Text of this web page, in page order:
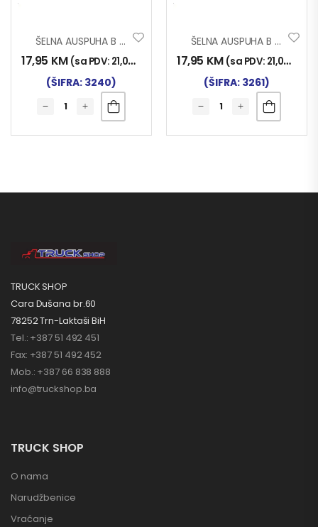
ŠELNA AUSPUHA B 120
17,95 KM (sa PDV: 21,00
(ŠIFRA: 3240)
ŠELNA AUSPUHA B 115
17,95 KM (sa PDV: 21,00
(ŠIFRA: 3261)
TRUCK SHOP
Cara Dušana br.60
78252 Trn-Laktaši BiH
Tel.: +387 51 492 451
Fax: +387 51 492 452
Mob.: +387 66 838 888
info@truckshop.ba
TRUCK SHOP
O nama
Narudžbenice
Vraćanje